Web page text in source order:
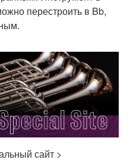
перестроить в Bb,
сайт >